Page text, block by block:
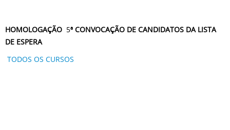
HOMOLOGAÇÃO 5ª CONVOCAÇÃO DE CANDIDATOS DA LISTA
DE ESPERA
TODOS OS CURSOS